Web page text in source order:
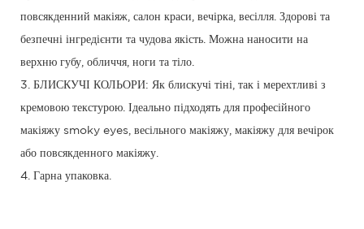
повсякденний макіяж, салон краси, вечірка, весілля. Здорові та
безпечні інгредієнти та чудова якість. Можна наносити на
верхню губу, обличчя, ноги та тіло.
3. БЛИСКУЧІ КОЛЬОРИ: Як блискучі тіні, так і мерехтливі з
кремовою текстурою. Ідеально підходять для професійного
макіяжу smoky eyes, весільного макіяжу, макіяжу для вечірок
або повсякденного макіяжу.
4. Гарна упаковка.